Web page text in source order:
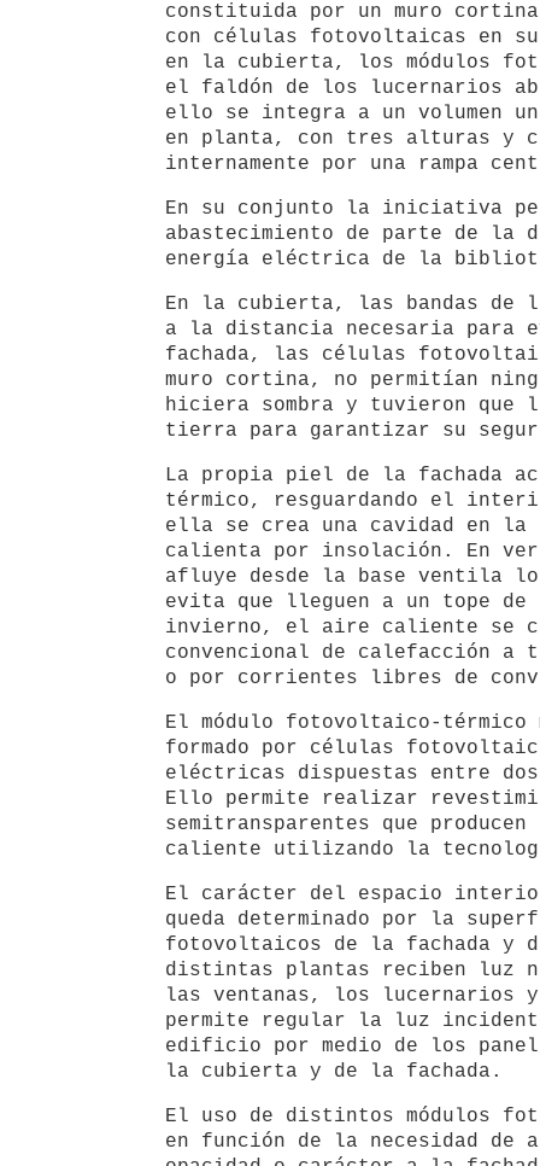
constituida por un muro
con células fotovoltaicas en
en la cubierta, los módulos
el faldón de los lucernarios
ello se integra a un volumen
en planta, con tres alturas y
internamente por una rampa
En su conjunto la iniciativa
abastecimiento de parte de la
energía eléctrica de la
En la cubierta, las bandas de
a la distancia necesaria para
fachada, las células
muro cortina, no permitían
hiciera sombra y tuvieron que
tierra para garantizar su
La propia piel de la fachada
térmico, resguardando el
ella se crea una cavidad en
calienta por insolación. En
afluye desde la base ventila
evita que lleguen a un tope de
invierno, el aire caliente se
convencional de calefacción a
o por corrientes libres de
El módulo fotovoltaico-
formado por células
eléctricas dispuestas entre
Ello permite realizar
semitransparentes que
caliente utilizando la
El carácter del espacio
queda determinado por la
fotovoltaicos de la fachada y
distintas plantas reciben luz
las ventanas, los lucernarios y
permite regular la luz
edificio por medio de los
la cubierta y de la fachada.
El uso de distintos módulos
en función de la necesidad de